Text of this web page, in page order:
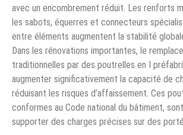
avec un encombrement réduit. Les renforts
les sabots, équerres et connecteurs
entre éléments augmentent la stabilité
Dans les rénovations importantes, le
traditionnelles par des poutrelles en I
augmenter significativement la capacité de
réduisant les risques d’affaissement. Ces
conformes au Code national du bâtiment,
supporter des charges précises sur des